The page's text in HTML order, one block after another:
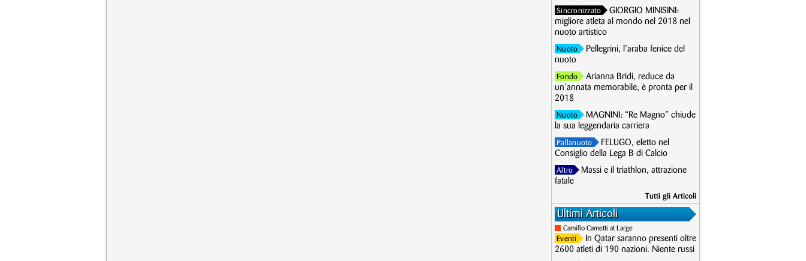
Sincronizzato
GIORGIO MINISINI:
migliore atleta al mondo nel 2018 nel
nuoto artistico
Nuoto
Pellegrini, l’araba fenice del
nuoto
Fondo
Arianna Bridi, reduce da
un’annata memorabile, è pronta per il
2018
Nuoto
MAGNINI: “Re Magno” chiude
la sua leggendaria carriera
Pallanuoto
FELUGO, eletto nel
Consiglio della Lega B di Calcio
Altro
Massi e il triathlon, attrazione
fatale
Tutti gli Articoli
Ultimi Articoli
Camillo Cametti at Large
Eventi
In Qatar saranno presenti oltre
2600 atleti di 190 nazioni. Niente russi